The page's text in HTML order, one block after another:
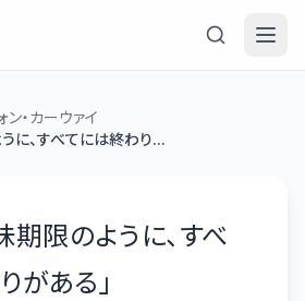
ン・カーウァイ
に、すべてには終わり...
限のように、すべ
がある 」